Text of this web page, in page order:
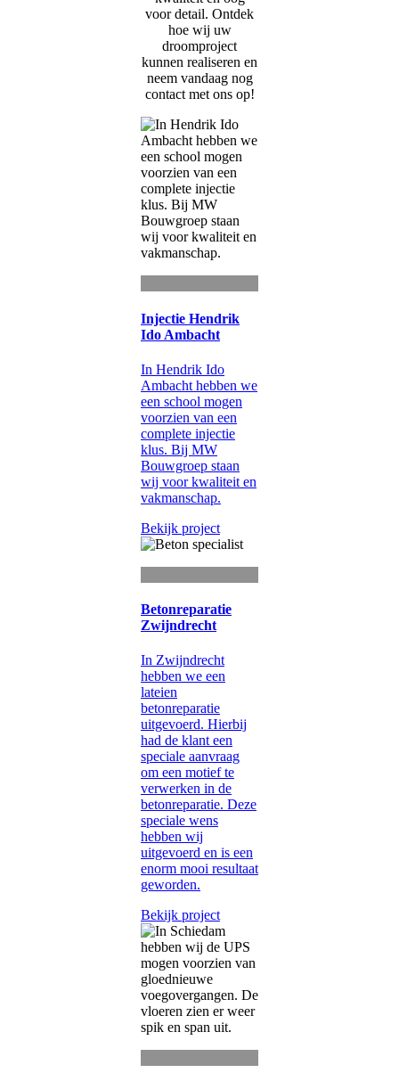
voor detail. Ontdek
hoe wij uw
droomproject
kunnen realiseren en
neem vandaag nog
contact met ons op!
Injectie Hendrik
Ido Ambacht
In Hendrik Ido
Ambacht hebben we
een school mogen
voorzien van een
complete injectie
klus. Bij MW
Bouwgroep staan
wij voor kwaliteit en
vakmanschap.
Bekijk project
Betonreparatie
Zwijndrecht
In Zwijndrecht
hebben we een
lateien
betonreparatie
uitgevoerd. Hierbij
had de klant een
speciale aanvraag
om een motief te
verwerken in de
betonreparatie. Deze
speciale wens
hebben wij
uitgevoerd en is een
enorm mooi resultaat
geworden.
Bekijk project